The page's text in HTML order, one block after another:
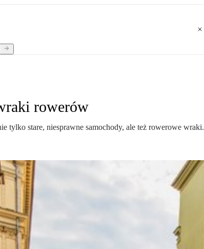
rowerów
tylko stare, niesprawne samochody, ale też rowerowe wraki.